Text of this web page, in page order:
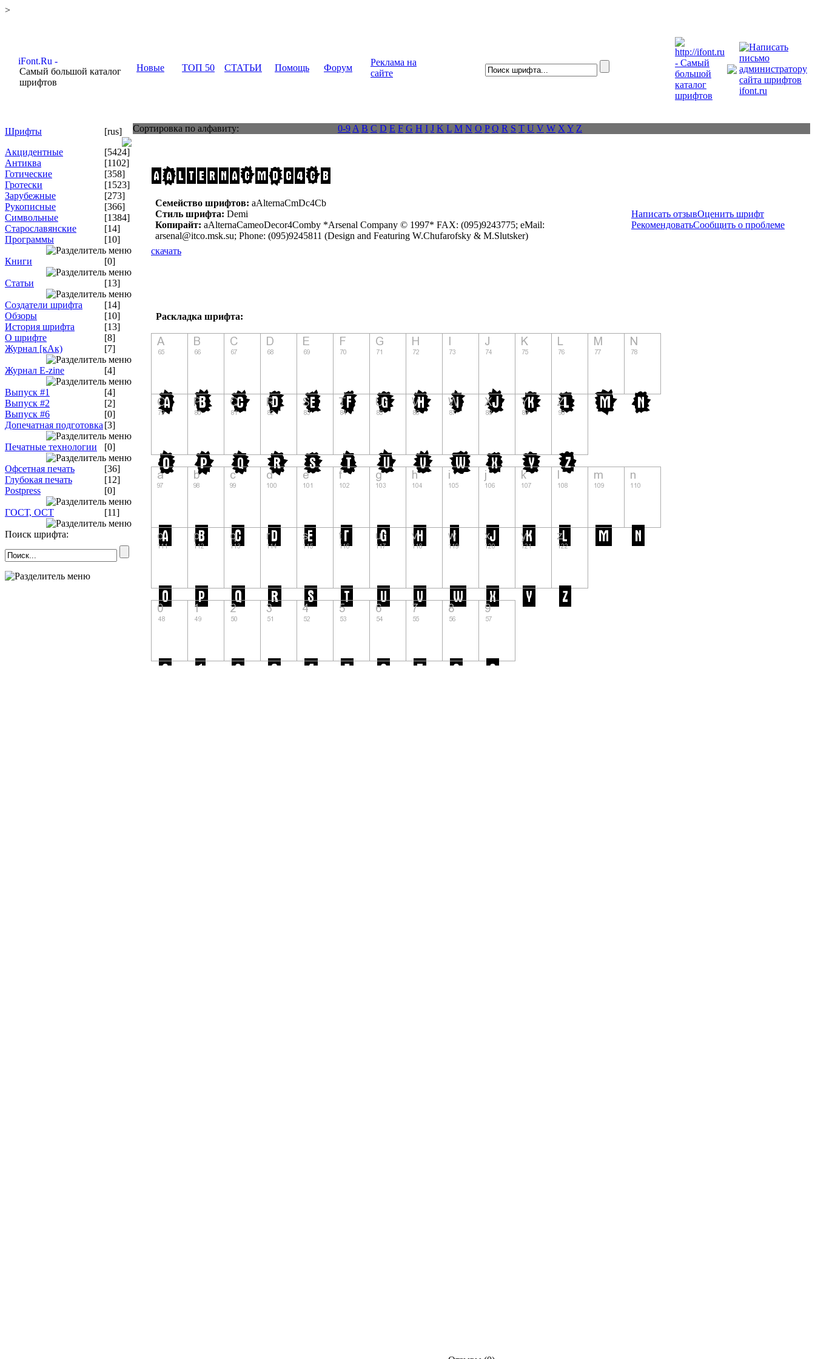
>
Самый большой каталог
шрифтов
Новые ТОП 50 СТАТЬИ Помощь Форум
Реклама на
сайте
Шрифты
[rus]
Акцидентные
[5424]
Антиква
[1102]
Готические
[358]
Гротески
[1523]
Зарубежные
[273]
Рукописные
[366]
Символьные
[1384]
Старославянские
[14]
Программы
[10]
Книги [0]
Статьи [13]
Создатели шрифта
[14]
Обзоры
[10]
История шрифта
[13]
О шрифте
[8]
Журнал [кАк)
[7]
Журнал E-zine [4]
Выпуск #1
[4]
Выпуск #2
[2]
Выпуск #6
[0]
Допечатная подготовка [3]
Печатные технологии [0]
Офсетная печать
[36]
Глубокая печать
[12]
Postpress
[0]
ГОСТ, ОСТ [11]
Поиск шрифта:
Сортировка по алфавиту: 0-9 A B C D E F G H I J K L M N O P Q R S T U V W X Y Z
Семейство шрифтов: aAlternaCmDc4Cb
Стиль шрифта: Demi
Копирайт: aAlternaCameoDecor4Comby *Arsenal Company © 1997* FAX: (095)9243775; eMail:
arsenal@itco.msk.su; Phone: (095)9245811 (Design and Featuring W.Chufarofsky & M.Slutsker)
Написать отзывОценить шрифт
РекомендоватьСообщить о проблеме
скачать
Раскладка шрифта: